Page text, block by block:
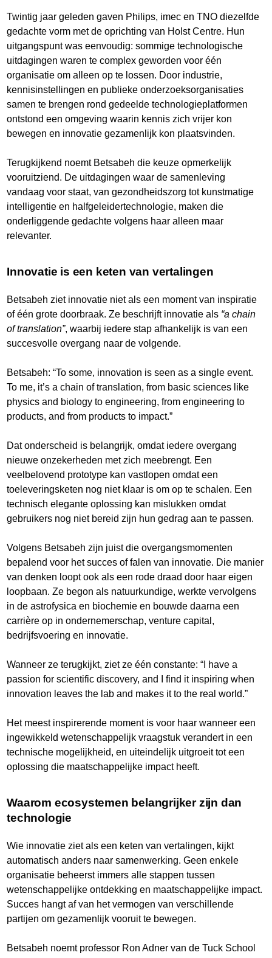
Twintig jaar geleden gaven Philips, imec en TNO diezelfde
gedachte vorm met de oprichting van Holst Centre. Hun
uitgangspunt was eenvoudig: sommige technologische
uitdagingen waren te complex geworden voor één
organisatie om alleen op te lossen. Door industrie,
kennisinstellingen en publieke onderzoeksorganisaties
samen te brengen rond gedeelde technologieplatformen
ontstond een omgeving waarin kennis zich vrijer kon
bewegen en innovatie gezamenlijk kon plaatsvinden.
Terugkijkend noemt Betsabeh die keuze opmerkelijk
vooruitziend. De uitdagingen waar de samenleving
vandaag voor staat, van gezondheidszorg tot kunstmatige
intelligentie en halfgeleidertechnologie, maken die
onderliggende gedachte volgens haar alleen maar
relevanter.
Innovatie is een keten van vertalingen
Betsabeh ziet innovatie niet als een moment van inspiratie
of één grote doorbraak. Ze beschrijft innovatie als “a chain
of translation”, waarbij iedere stap afhankelijk is van een
succesvolle overgang naar de volgende.
Betsabeh: “To some, innovation is seen as a single event.
To me, it’s a chain of translation, from basic sciences like
physics and biology to engineering, from engineering to
products, and from products to impact.”
Dat onderscheid is belangrijk, omdat iedere overgang
nieuwe onzekerheden met zich meebrengt. Een
veelbelovend prototype kan vastlopen omdat een
toeleveringsketen nog niet klaar is om op te schalen. Een
technisch elegante oplossing kan mislukken omdat
gebruikers nog niet bereid zijn hun gedrag aan te passen.
Volgens Betsabeh zijn juist die overgangsmomenten
bepalend voor het succes of falen van innovatie. Die manier
van denken loopt ook als een rode draad door haar eigen
loopbaan. Ze begon als natuurkundige, werkte vervolgens
in de astrofysica en biochemie en bouwde daarna een
carrière op in ondernemerschap, venture capital,
bedrijfsvoering en innovatie.
Wanneer ze terugkijkt, ziet ze één constante: “I have a
passion for scientific discovery, and I find it inspiring when
innovation leaves the lab and makes it to the real world.”
Het meest inspirerende moment is voor haar wanneer een
ingewikkeld wetenschappelijk vraagstuk verandert in een
technische mogelijkheid, en uiteindelijk uitgroeit tot een
oplossing die maatschappelijke impact heeft.
Waarom ecosystemen belangrijker zijn dan
technologie
Wie innovatie ziet als een keten van vertalingen, kijkt
automatisch anders naar samenwerking. Geen enkele
organisatie beheerst immers alle stappen tussen
wetenschappelijke ontdekking en maatschappelijke impact.
Succes hangt af van het vermogen van verschillende
partijen om gezamenlijk vooruit te bewegen.
Betsabeh noemt professor Ron Adner van de Tuck School